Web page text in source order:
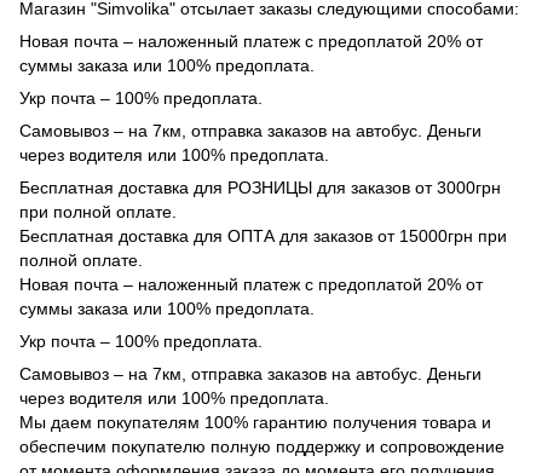
Магазин "Simvolika" отсылает заказы следующими способами:
Новая почта – наложенный платеж с предоплатой 20% от
суммы заказа или 100% предоплата.
Укр почта – 100% предоплата.
Самовывоз – на 7км, отправка заказов на автобус. Деньги
через водителя или 100% предоплата.
Бесплатная доставка для РОЗНИЦЫ для заказов от 3000грн
при полной оплате.
Бесплатная доставка для ОПТА для заказов от 15000грн при
полной оплате.
Новая почта – наложенный платеж с предоплатой 20% от
суммы заказа или 100% предоплата.
Укр почта – 100% предоплата.
Самовывоз – на 7км, отправка заказов на автобус. Деньги
через водителя или 100% предоплата.
Мы даем покупателям 100% гарантию получения товара и
обеспечим покупателю полную поддержку и сопровождение